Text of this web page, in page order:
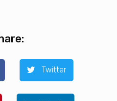
Twitter